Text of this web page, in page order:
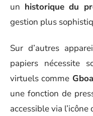
un historique du
gestion plus
Sur d’autres
papiers nécessite
virtuels comme
une fonction de
accessible via l’icône